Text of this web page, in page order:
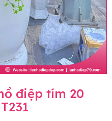
điệp tím 20